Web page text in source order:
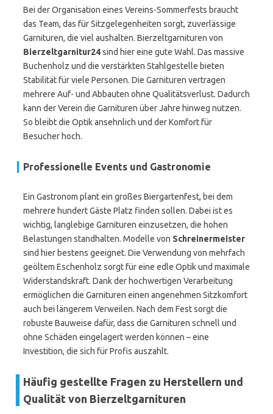
Bei der Organisation eines Vereins-Sommerfests braucht
das Team, das für Sitzgelegenheiten sorgt, zuverlässige
Garnituren, die viel aushalten. Bierzeltgarnituren von
Bierzeltgarnitur24sind hier eine gute Wahl. Das massive
Buchenholz und die verstärkten Stahlgestelle bieten
Stabilität für viele Personen. Die Garnituren vertragen
mehrere Auf- und Abbauten ohne Qualitätsverlust. Dadurch
kann der Verein die Garnituren über Jahre hinweg nutzen.
So bleibt die Optik ansehnlich und der Komfort für
Besucher hoch.
Professionelle Events und Gastronomie
Ein Gastronom plant ein großes Biergartenfest, bei dem
mehrere hundert Gäste Platz finden sollen. Dabei ist es
wichtig, langlebige Garnituren einzusetzen, die hohen
Belastungen standhalten. Modelle von Schreinermeister
sind hier bestens geeignet. Die Verwendung von mehrfach
geöltem Eschenholz sorgt für eine edle Optik und maximale
Widerstandskraft. Dank der hochwertigen Verarbeitung
ermöglichen die Garnituren einen angenehmen Sitzkomfort
auch bei längerem Verweilen. Nach dem Fest sorgt die
robuste Bauweise dafür, dass die Garnituren schnell und
ohne Schäden eingelagert werden können – eine
Investition, die sich für Profis auszahlt.
Häufig gestellte Fragen zu Herstellern und
Qualität von Bierzeltgarnituren